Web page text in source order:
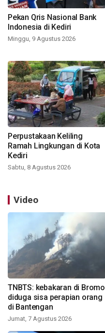
Pekan Qris Nasional Bank
Indonesia di Kediri
Minggu, 9 Agustus 2026
Perpustakaan Keliling
Ramah Lingkungan di Kota
Kediri
Sabtu, 8 Agustus 2026
Video
TNBTS: kebakaran di Bromo
diduga sisa perapian orang
di Bantengan
Jumat, 7 Agustus 2026